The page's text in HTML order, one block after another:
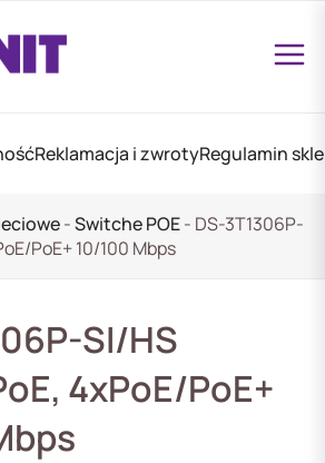
Reklamacja i zwrotyRegulamin
-Switche POE- DS-3T1306P-
PoE+ 10/100 Mbps
SI/HS
4xPoE/PoE+